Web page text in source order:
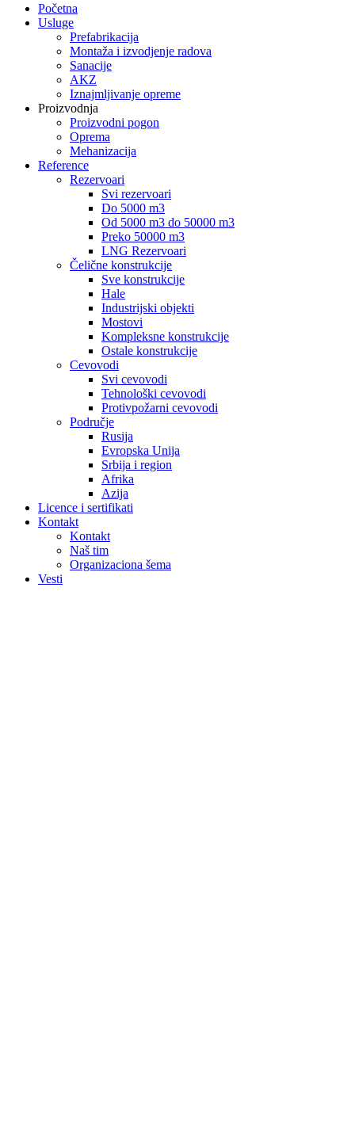
Početna
Usluge
Prefabrikacija
Montaža i izvodjenje radova
Sanacije
AKZ
Iznajmljivanje opreme
Proizvodnja
Proizvodni pogon
Oprema
Mehanizacija
Reference
Rezervoari
Svi rezervoari
Do 5000 m3
Od 5000 m3 do 50000 m3
Preko 50000 m3
LNG Rezervoari
Čelične konstrukcije
Sve konstrukcije
Hale
Industrijski objekti
Mostovi
Kompleksne konstrukcije
Ostale konstrukcije
Cevovodi
Svi cevovodi
Tehnološki cevovodi
Protivpožarni cevovodi
Područje
Rusija
Evropska Unija
Srbija i region
Afrika
Azija
Licence i sertifikati
Kontakt
Kontakt
Naš tim
Organizaciona šema
Vesti